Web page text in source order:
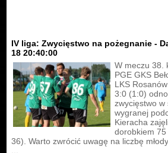
IV liga: Zwycięstwo na pożegnanie -
18 20:40:00
W meczu 38.
PGE GKS
LKS
3:0 (1:0)
zwycięstwo w
wygranej
Kieracha
dorobkiem
36). Warto zwrócić uwagę na liczbę
...